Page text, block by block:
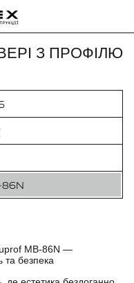
З ПРОФІЛЮ
MB-86N —
та безпека